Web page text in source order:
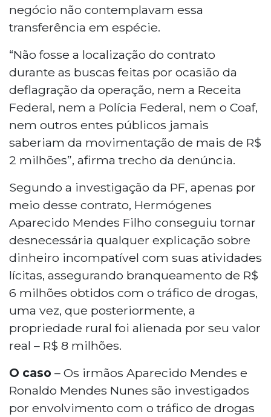
negócio não contemplavam essa
transferência em espécie.
“Não fosse a localização do contrato
durante as buscas feitas por ocasião da
deflagração da operação, nem a Receita
Federal, nem a Polícia Federal, nem o Coaf,
nem outros entes públicos jamais
saberiam da movimentação de mais de R$
2 milhões”, afirma trecho da denúncia.
Segundo a investigação da PF, apenas por
meio desse contrato, Hermógenes
Aparecido Mendes Filho conseguiu tornar
desnecessária qualquer explicação sobre
dinheiro incompatível com suas atividades
lícitas, assegurando branqueamento de R$
6 milhões obtidos com o tráfico de drogas,
uma vez, que posteriormente, a
propriedade rural foi alienada por seu valor
real – R$ 8 milhões.
O caso – Os irmãos Aparecido Mendes e
Ronaldo Mendes Nunes são investigados
por envolvimento com o tráfico de drogas